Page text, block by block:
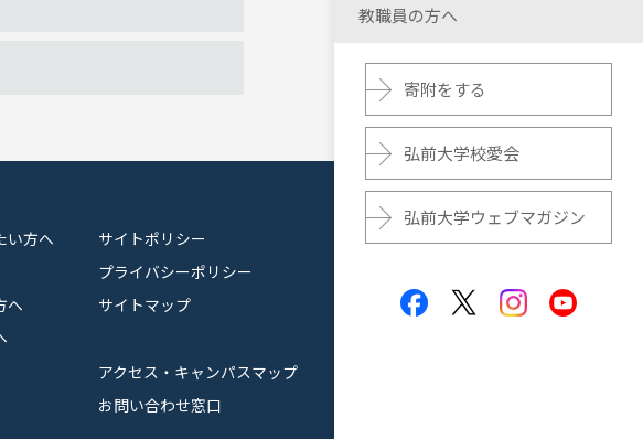
い方へ
へ
サイトポリシー
プライバシーポリシー
サイトマップ
アクセス・キャンパスマップ
お問い合わせ窓口
教職員の方へ
寄附をする
弘前大学校愛会
弘前大学ウェブマガジン